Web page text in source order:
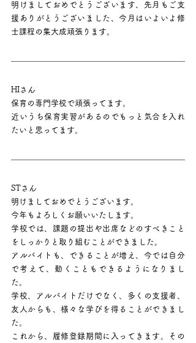
明けましておめでとうございます、先月もご支
援ありがとうございました、今月はいよいよ修
士課程の集大成頑張ります。
HIさん
保育の専門学校で頑張ってます。
近いうち保育実習があるのでもっと気合を入れ
たいと思ってます。
STさん
明けましておめでとうございます。
今年もよろしくお願いいたします。
学校では、課題の提出や出席などのすべきこと
をしっかりと取り組むことができました。
アルバイトも、できることが増え、今では自分
で考えて、動くこともできるようになりまし
た。
学校、アルバイトだけでなく、多くの支援者、
友人からも、様々な学びを得ることができまし
た。
これから、履修登録期間に入ってきます。その